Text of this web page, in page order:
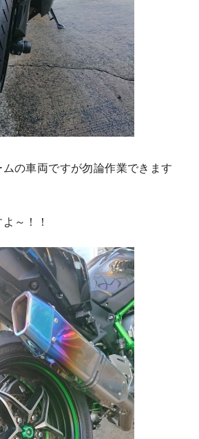
の車両ですが勿論作業できます
～！！